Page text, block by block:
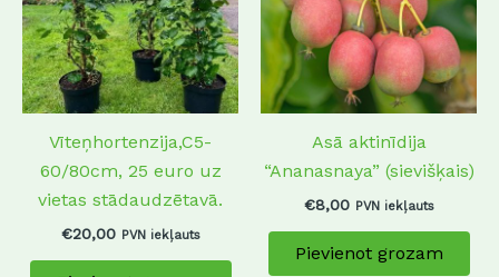
Vīteņhortenzija,C5-
60/80cm, 25 euro uz
vietas stādaudzētavā.
€20,00 PVN iekļauts
Asā aktinīdija
“Ananasnaya” (sievišķais)
€8,00 PVN iekļauts
Pievienot grozam